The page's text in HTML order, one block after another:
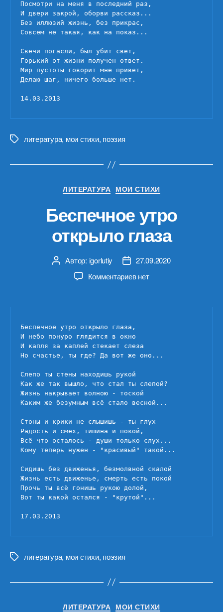
Посмотри на меня в последний раз,
И двери закрой, оборви рассказ...
Без иллюзий жизнь, без прикрас,
Совсем не такая, как на показ...
Свечи погасли, был убит свет,
Горький от жизни получен ответ.
Мир пустоты говорит мне привет,
Делаю шаг, ничего больше нет.
14.03.2013
Меткилитература, мои стихи, поэзия
Рубрики
ЛИТЕРАТУРА МОИ СТИХИ
Беспечное утро
открыло глаза
Автор
записи
Автор: igorlutiy
Дата27.09.2020
Комментариевк
утро
нет
Беспечное утро открыло глаза,
И небо понуро глядится в окно
И капля за каплей стекает слеза
Но счастье, ты где? Да вот же оно...
Слепо ты стены находишь рукой
Как же так вышло, что стал ты слепой?
Жизнь накрывает волною - тоской
Каким же безумным всё стало весной...
Стоны и крики не слышишь - ты глух
Радость и смех, тишина и покой,
Всё что осталось - души только слух...
Кому теперь нужен - "красивый" такой...
Сидишь без движенья, безмолвной скалой
Жизнь есть движенье, смерть есть покой
Прочь ты всё гонишь рукою долой,
Вот ты какой остался - "крутой"...
17.03.2013
Меткилитература, мои стихи, поэзия
Рубрики
ЛИТЕРАТУРА МОИ СТИХИ